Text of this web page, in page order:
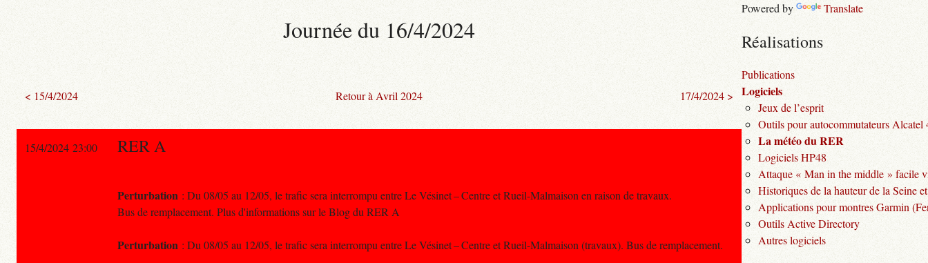
Journée du 16/4/2024
< 15/4/2024 Retour à Avril 2024 17/4/2024 >
15/4/2024 23:00 RER A
Perturbation : Du 08/05 au 12/05, le trafic sera interrompu entre Le Vésinet – Centre et Rueil-Malmaison en raison de travaux.
Bus de remplacement. Plus d'informations sur le Blog du RER A
Perturbation : Du 08/05 au 12/05, le trafic sera interrompu entre Le Vésinet – Centre et Rueil-Malmaison (travaux). Bus de remplacement.
Powered by Translate
Réalisations
Publications
Logiciels
Jeux de l’esprit
Outils pour autocommutateurs Alcatel
La météo du RER
Logiciels HP48
Attaque « Man in the middle » facile
Historiques de la hauteur de la Seine
Applications pour montres Garmin
Outils Active Directory
Autres logiciels